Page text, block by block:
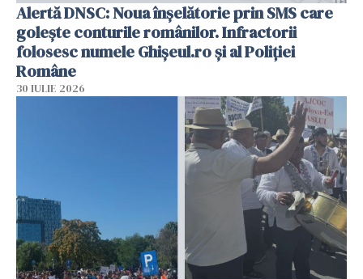
Alertă DNSC: Noua înșelătorie prin SMS care
golește conturile românilor. Infractorii
folosesc numele Ghișeul.ro și al Poliției
Române
30 IULIE 2026